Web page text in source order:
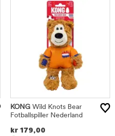
KONG Wild Knots Bear
Fotballspiller Nederland
kr 179,00